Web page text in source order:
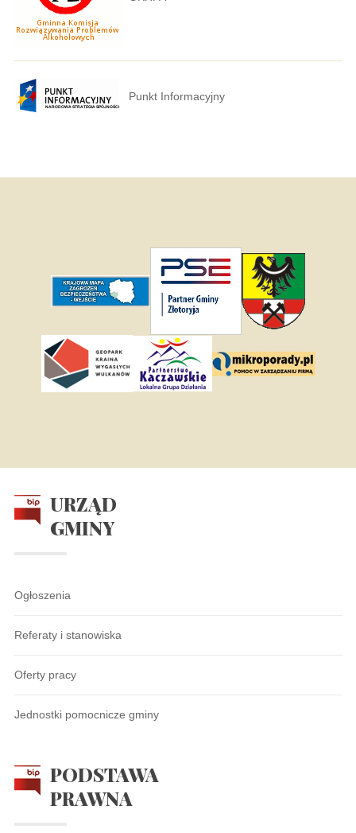
Punkt Informacyjny
URZĄD
GMINY
Ogłoszenia
Referaty i stanowiska
Oferty pracy
Jednostki pomocnicze gminy
PODSTAWA
PRAWNA